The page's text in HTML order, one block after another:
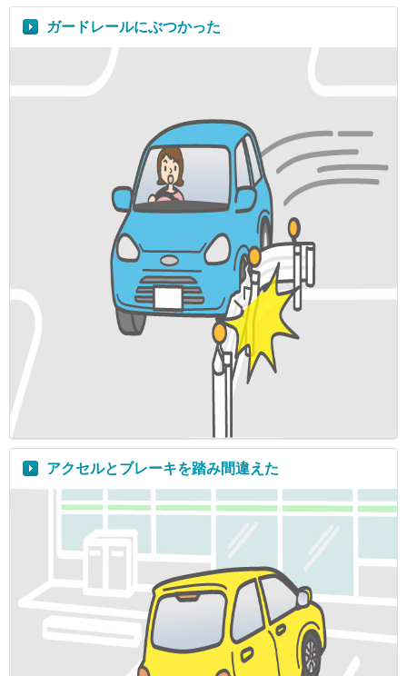
ガードレールにぶつかった
アクセルとブレーキを踏み間違えた